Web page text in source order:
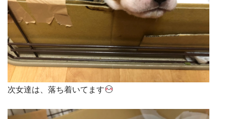
次女達は、落ち着いてます